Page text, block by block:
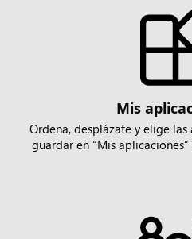
Mis
Ordena, desplázate y elige
guardar en “Mis